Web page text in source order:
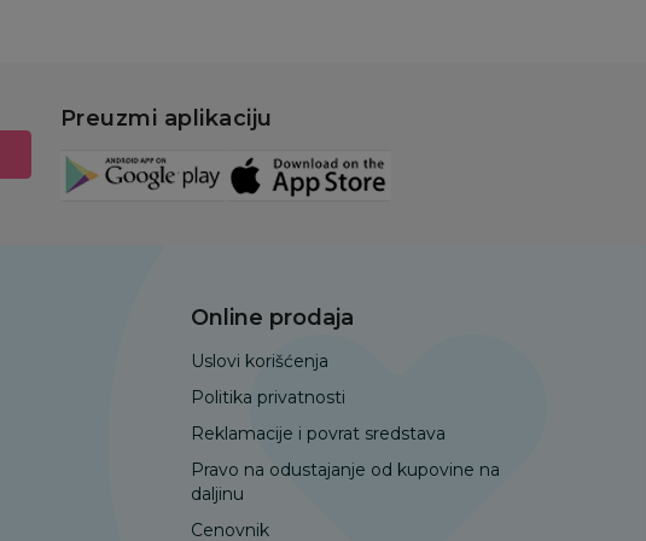
Preuzmi aplikaciju
Online prodaja
Uslovi korišćenja
Politika privatnosti
Reklamacije i povrat sredstava
Pravo na odustajanje od kupovine na
daljinu
Cenovnik